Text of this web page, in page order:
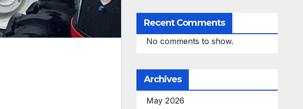
Recent Comments
No comments to show.
Archives
May 2026